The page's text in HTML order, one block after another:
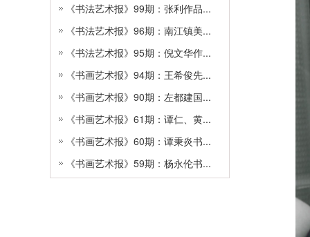
《书法艺术报》99期：张利作品...
《书法艺术报》96期：南江镇美...
《书法艺术报》95期：倪文华作...
《书画艺术报》94期：王希俊先...
《书画艺术报》90期：左都建国...
《书画艺术报》61期：谭仁、黄...
《书画艺术报》60期：谭秉炎书...
《书画艺术报》59期：杨永伦书...